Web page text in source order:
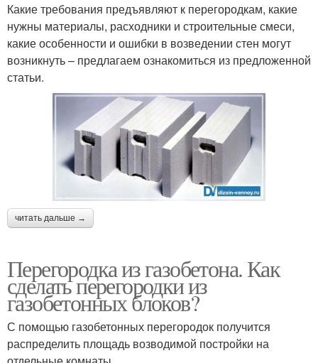
Какие требования предъявляют к перегородкам, какие
нужны материалы, расходники и строительные смеси,
какие особенности и ошибки в возведении стен могут
возникнуть – предлагаем ознакомиться из предложенной
статьи.
читать дальше →
Перегородка из газобетона. Как
сделать перегородки из
газобетонных блоков?
С помощью газобетонных перегородок получится
распределить площадь возводимой постройки на